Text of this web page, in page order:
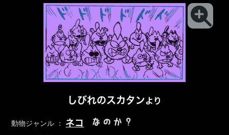
しびれのスカタンより
動物ジャンル ： ネコ なのか？